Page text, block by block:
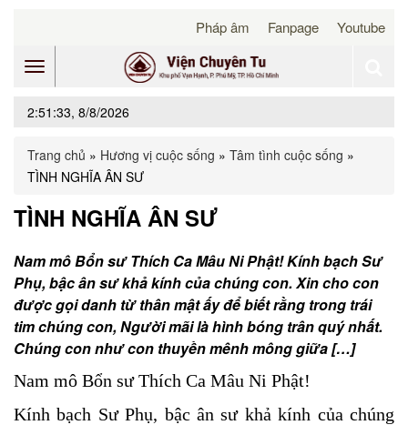
Youtube
Fanpage
Pháp âm
navigation
2:51:33, 8/8/2026
Trang chủ » Hương vị cuộc sống » Tâm tình cuộc sống »
TÌNH NGHĨA ÂN SƯ
TÌNH NGHĨA ÂN SƯ
Nam mô Bổn sư Thích Ca Mâu Ni Phật! Kính bạch Sư
Phụ, bậc ân sư khả kính của chúng con. Xin cho con
được gọi danh từ thân mật ấy để biết rằng trong trái
tim chúng con, Người mãi là hình bóng trân quý nhất.
Chúng con như con thuyền mênh mông giữa […]
Nam mô Bổn sư Thích Ca Mâu Ni Phật!
Kính bạch Sư Phụ, bậc ân sư khả kính của chúng